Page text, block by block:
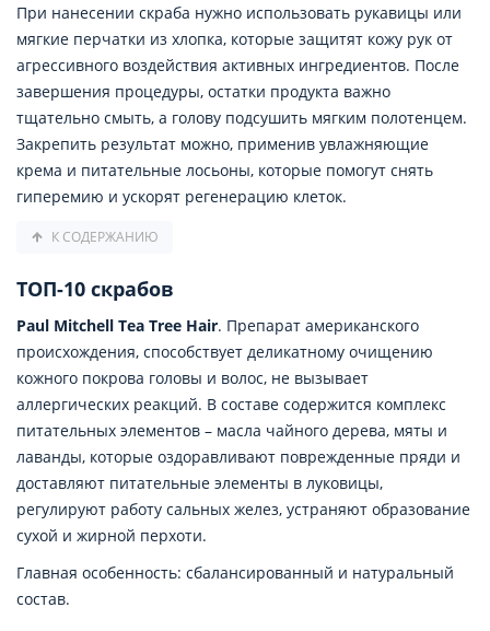
При нанесении скраба нужно использовать рукавицы или
мягкие перчатки из хлопка, которые защитят кожу рук от
агрессивного воздействия активных ингредиентов. После
завершения процедуры, остатки продукта важно
тщательно смыть, а голову подсушить мягким полотенцем.
Закрепить результат можно, применив увлажняющие
крема и питательные лосьоны, которые помогут снять
гиперемию и ускорят регенерацию клеток.
К СОДЕРЖАНИЮ
ТОП-10 скрабов
Paul Mitchell Tea Tree Hair. Препарат американского
происхождения, способствует деликатному очищению
кожного покрова головы и волос, не вызывает
аллергических реакций. В составе содержится комплекс
питательных элементов – масла чайного дерева, мяты и
лаванды, которые оздоравливают поврежденные пряди и
доставляют питательные элементы в луковицы,
регулируют работу сальных желез, устраняют образование
сухой и жирной перхоти.
Главная особенность: сбалансированный и натуральный
состав.